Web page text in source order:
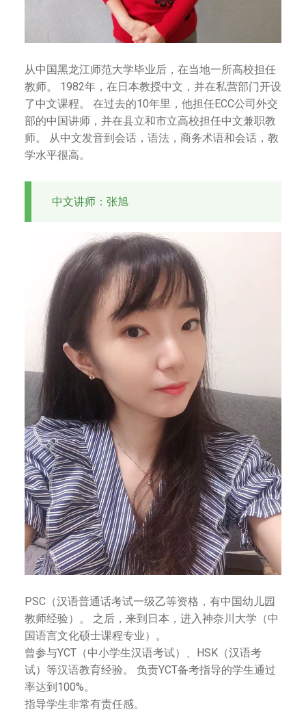
体
，
供
专
业
的
中
华
括
京
剧
、
书
法
、
器
乐
等
，
培
养
孩
子
的
艺
术
趣
，
提
升
审
美
能
从中国黑龙江师范大学毕业后，在当地一所高校担任
教师。 1982年，在日本教授中文，并在私营部门开设
了中文课程。 在过去的10年里，他担任ECC公司外交
部的中国讲师，并在县立和市立高校担任中文兼职教
师。 从中文发音到会话，语法，商务术语和会话，教
学水平很高。
中文讲师：张旭
PSC（汉语普通话考试一级乙等资格，有中国幼儿园
教师经验）。 之后，来到日本，进入神奈川大学（中
国语言文化硕士课程专业）。
曾参与YCT（中小学生汉语考试）、HSK（汉语考
试）等汉语教育经验。 负责YCT备考指导的学生通过
率达到100%。
指导学生非常有责任感。